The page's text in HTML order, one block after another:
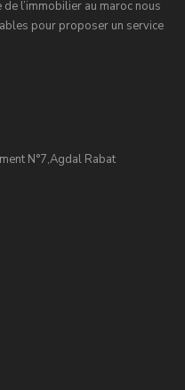
l’immobilier au maroc nous
pour proposer un service
N°7,Agdal Rabat